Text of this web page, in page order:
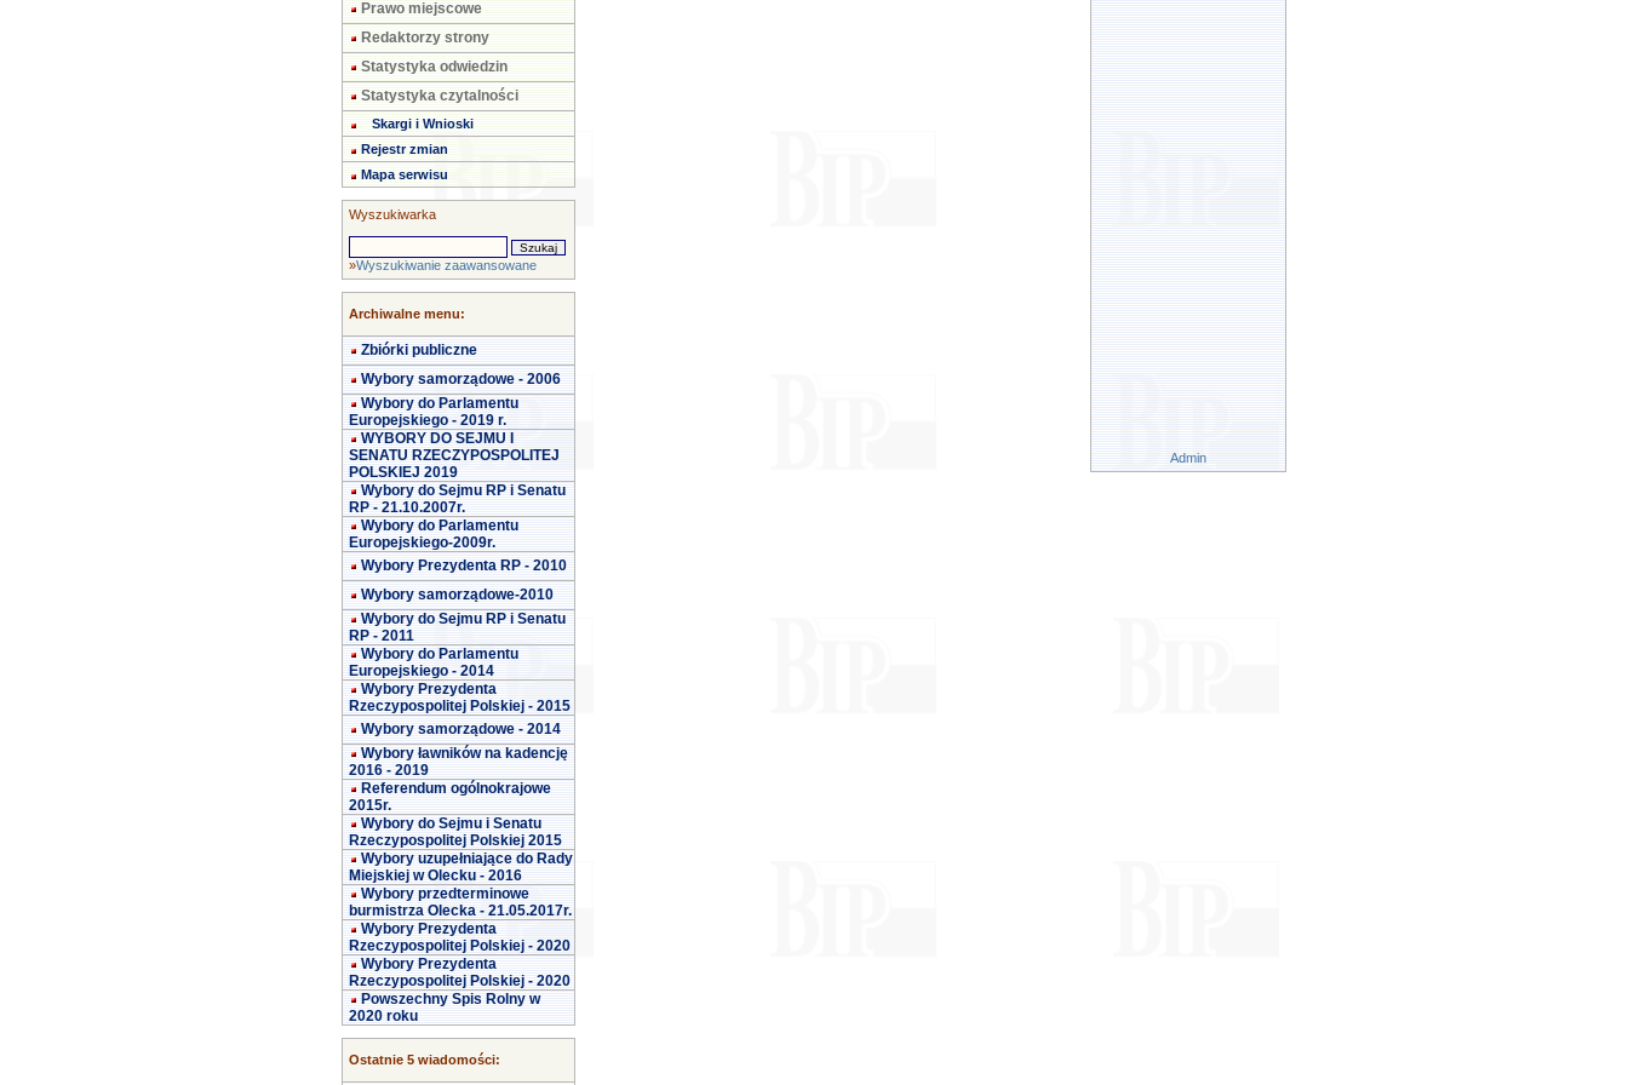
Prawo miejscowe
Redaktorzy strony
Statystyka odwiedzin
Statystyka czytalności
Skargi i Wnioski
Rejestr zmian
Mapa serwisu
Wyszukiwarka
»Wyszukiwanie zaawansowane
Archiwalne menu:
Zbiórki publiczne
Wybory samorządowe - 2006
Wybory do Parlamentu
Europejskiego - 2019 r.
WYBORY DO SEJMU I
SENATU RZECZYPOSPOLITEJ
POLSKIEJ 2019
Wybory do Sejmu RP i Senatu
RP - 21.10.2007r.
Wybory do Parlamentu
Europejskiego-2009r.
Wybory Prezydenta RP - 2010
Wybory samorządowe-2010
Wybory do Sejmu RP i Senatu
RP - 2011
Wybory do Parlamentu
Europejskiego - 2014
Wybory Prezydenta
Rzeczypospolitej Polskiej - 2015
Wybory samorządowe - 2014
Wybory ławników na kadencję
2016 - 2019
Referendum ogólnokrajowe
2015r.
Wybory do Sejmu i Senatu
Rzeczypospolitej Polskiej 2015
Wybory uzupełniające do Rady
Miejskiej w Olecku - 2016
Wybory przedterminowe
burmistrza Olecka - 21.05.2017r.
Wybory Prezydenta
Rzeczypospolitej Polskiej - 2020
Wybory Prezydenta
Rzeczypospolitej Polskiej - 2020
Powszechny Spis Rolny w
2020 roku
Ostatnie 5 wiadomości:
Admin